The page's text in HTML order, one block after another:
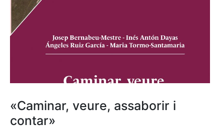
«Caminar, veure, assaborir i
contar»